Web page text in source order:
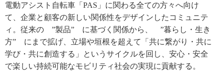
電動アシスト自転車「PAS」に関わる全ての方々へ向け
て、企業と顧客の新しい関係性をデザインしたコミュニテ
ィ。従来の ”製品” に基づく関係から、 ”暮らし・生き
方” にまで拡げ、立場や垣根を超えて「共に繋がり・共に
学び・共に創造する」というサイクルを回し、安心・安全
で楽しい持続可能なモビリティ社会の実現に貢献する。